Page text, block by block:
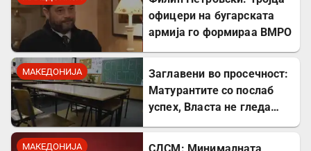
офицери на бугарската
армија го формираа ВМРО
МАКЕДОНИЈА
Заглавени во просечност:
Матурантите со послаб
успех, Власта не гледа
МАКЕДОНИЈА
СДСМ: Минималната